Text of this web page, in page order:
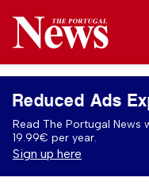
Reduced Ads
Read The Portugal
19.99€ per year.
Sign up here